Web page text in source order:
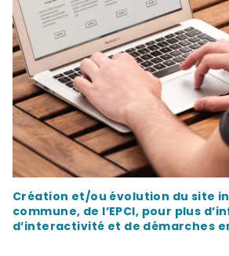
Création et/ou évolution du site
commune, de l’EPCI, pour plus
d’interactivité et de démarches